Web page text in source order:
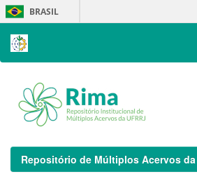
Skip
navigation
BRASIL
Repositório de Múltiplos Acervos da